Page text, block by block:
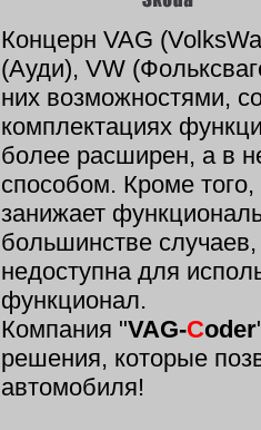
Концерн VAG
(Ауди), VW
них возможностями,
комплектациях
более расширен, а в
способом. Кроме
занижает
большинстве
недоступна для
функционал.
Компания "VAG-Coder
решения, которые
автомобиля!